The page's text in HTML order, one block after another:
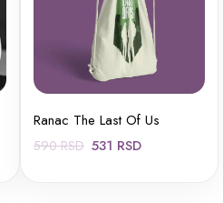
Ranac The Last Of Us
590RSD Originalna
531 RSDTrenutna